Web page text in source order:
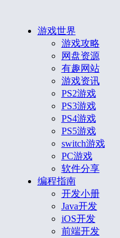
游戏世界
游戏攻略
网盘资源
有趣网站
游戏资讯
PS2游戏
PS3游戏
PS4游戏
PS5游戏
switch游戏
PC游戏
软件分享
编程指南
开发小册
Java开发
iOS开发
前端开发